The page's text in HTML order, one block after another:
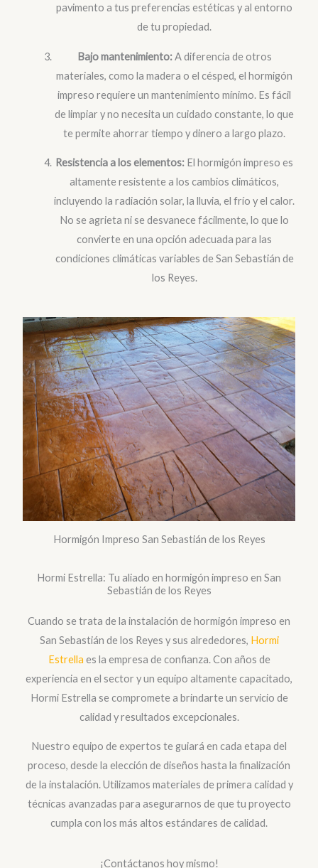
pavimento a tus preferencias estéticas y al entorno
de tu propiedad.
Bajo mantenimiento:A diferencia de otros
materiales, como la madera o el césped, el hormigón
impreso requiere un mantenimiento mínimo. Es fácil
de limpiar y no necesita un cuidado constante, lo que
te permite ahorrar tiempo y dinero a largo plazo.
Resistencia a los elementos: El hormigón impreso es
altamente resistente a los cambios climáticos,
incluyendo la radiación solar, la lluvia, el frío y el calor.
No se agrieta ni se desvanece fácilmente, lo que lo
convierte en una opción adecuada para las
condiciones climáticas variables de San Sebastián de
los Reyes.
Hormigón Impreso San Sebastián de los Reyes
Hormi Estrella: Tu aliado en hormigón impreso en San
Sebastián de los Reyes
Cuando se trata de la instalación de hormigón impreso en
San Sebastián de los Reyes y sus alrededores, Hormi
Estrella es la empresa de confianza. Con años de
experiencia en el sector y un equipo altamente capacitado,
Hormi Estrella se compromete a brindarte un servicio de
calidad y resultados excepcionales.
Nuestro equipo de expertos te guiará en cada etapa del
proceso, desde la elección de diseños hasta la finalización
de la instalación. Utilizamos materiales de primera calidad y
técnicas avanzadas para asegurarnos de que tu proyecto
cumpla con los más altos estándares de calidad.
¡Contáctanos hoy mismo!